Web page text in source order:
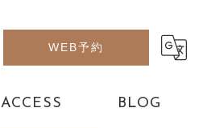
WEB予約
ACCESS BLOG